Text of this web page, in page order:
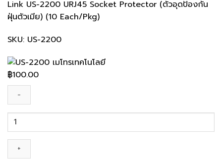
Link US-2200 URJ45 Socket Protector (ตัวอุดป้องกัน
ฝุ่นตัวเมีย) (10 Each/Pkg)
SKU: US-2200
฿100.00
จำนวน
US-
2200